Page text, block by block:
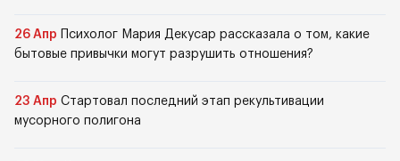
26 Апр
Психолог Мария Декусар рассказала о том, какие
бытовые привычки могут разрушить отношения?
23 Апр Стартовал последний этап рекультивации
мусорного полигона